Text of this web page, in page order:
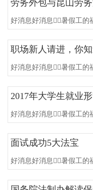
劳务外包与昆山劳
好消息好消息暑假工的
职场新人请进，你
好消息好消息暑假工的
2017年大学生就业
好消息好消息暑假工的
面试成功5大法宝
好消息好消息暑假工的